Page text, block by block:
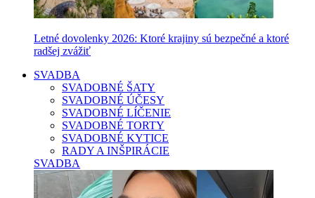
Letné dovolenky 2026: Ktoré krajiny sú bezpečné a ktoré
radšej zvážiť
SVADBA
SVADOBNÉ ŠATY
SVADOBNÉ ÚČESY
SVADOBNÉ LÍČENIE
SVADOBNÉ TORTY
SVADOBNÉ KYTICE
RADY A INŠPIRÁCIE
SVADBA